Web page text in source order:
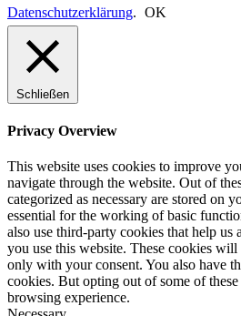
Datenschutzerklärung. OK
Schließen
Privacy Overview
This website uses cookies to improve
navigate through the website. Out of
categorized as necessary are stored on
essential for the working of basic
also use third-party cookies that help us
you use this website. These cookies
only with your consent. You also have
cookies. But opting out of some of
browsing experience.